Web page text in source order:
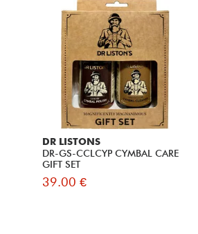
DR LISTONS
DR-GS-CCLCYP CYMBAL CARE
GIFT SET
39.00 €